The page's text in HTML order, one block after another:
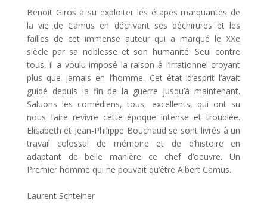
Benoit Giros a su exploiter les étapes marquantes de
la vie de Camus en décrivant ses déchirures et les
failles de cet immense auteur qui a marqué le XXe
siècle par sa noblesse et son humanité. Seul contre
tous, il a voulu imposé la raison à l’irrationnel croyant
plus que jamais en l’homme. Cet état d’esprit l’avait
guidé depuis la fin de la guerre jusqu’à maintenant.
Saluons les comédiens, tous, excellents, qui ont su
nous faire revivre cette époque intense et troublée.
Elisabeth et Jean-Philippe Bouchaud se sont livrés à un
travail colossal de mémoire et de d’histoire en
adaptant de belle manière ce chef d’oeuvre. Un
Premier homme qui ne pouvait qu’être Albert Camus.
Laurent Schteiner